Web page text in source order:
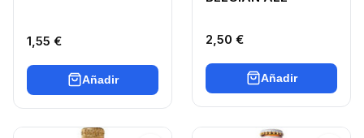
1,55 €
Añadir
2,50 €
Añadir